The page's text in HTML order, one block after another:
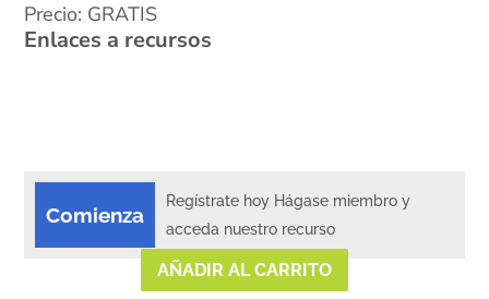
Precio: GRATIS
Enlaces a recursos
Comienza
Regístrate hoy Hágase miembro y
acceda nuestro recurso
AÑADIR AL CARRITO